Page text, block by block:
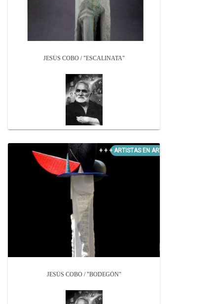
JESÚS COBO / "ESCALINATA"
JESÚS COBO / "BODEGÓN"